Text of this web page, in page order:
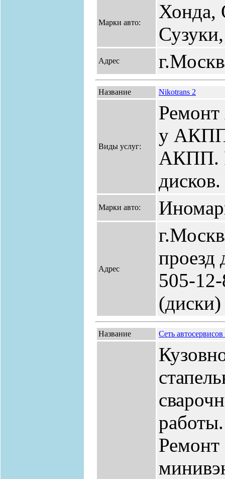
Марки авто:
Хонда,
Адрес
Название Nikotrans 2
Виды услуг:
у
АКПП.
дисков.
Марки авто:
Адрес
проезд
505-
(диски)
Название Сеть
Ремонт